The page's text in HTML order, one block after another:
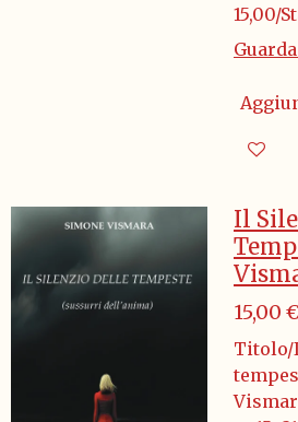
15,00/
Il
15,00 €
Titolo/